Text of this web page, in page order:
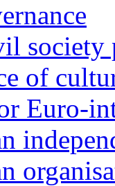
society
of
Euro-